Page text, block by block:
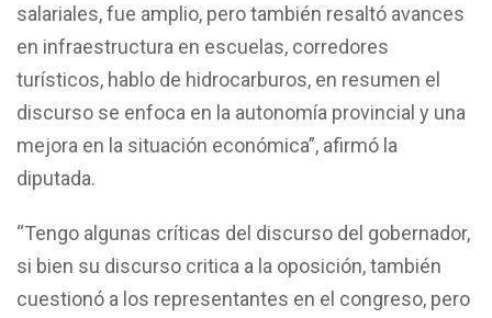
salariales, fue amplio, pero también resaltó avances
en infraestructura en escuelas, corredores
turísticos, hablo de hidrocarburos, en resumen el
discurso se enfoca en la autonomía provincial y una
mejora en la situación económica”, afirmó la
diputada.
“Tengo algunas críticas del discurso del gobernador,
si bien su discurso critica a la oposición, también
cuestionó a los representantes en el congreso, pero